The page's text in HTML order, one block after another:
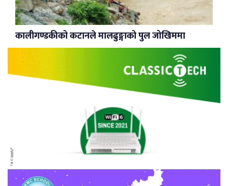
कालीगण्डकीको कटानले मालढुङ्गाको पुल जोखिममा